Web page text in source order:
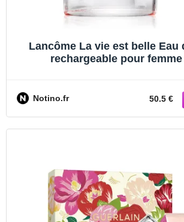
Lancôme La vie est belle Eau
rechargeable pour femme
Notino.fr 50.5 €